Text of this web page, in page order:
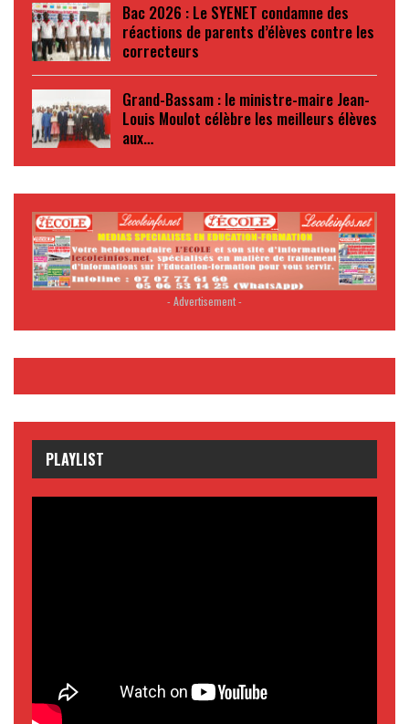
Bac 2026 : Le SYENET condamne des
réactions de parents d’élèves contre les
correcteurs
Grand-Bassam : le ministre-maire Jean-
Louis Moulot célèbre les meilleurs élèves
aux…
- Advertisement -
PLAYLIST